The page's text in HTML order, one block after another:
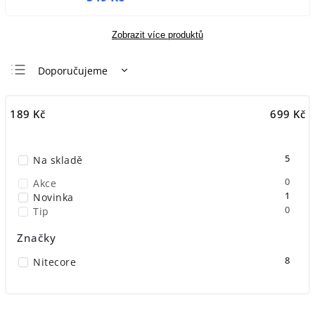
Zobrazit více produktů
Doporučujeme
Nejdražší
Abecedně
189 Kč 699 Kč
Na skladě 5
Akce 0
Novinka 1
Tip 0
Značky
Nitecore 8